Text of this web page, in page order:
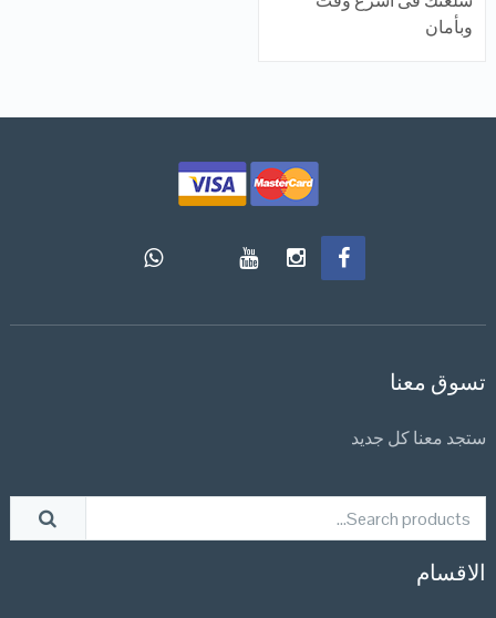
وبأمان
تسوق معنا
ستجد معنا كل جديد
الاقسام